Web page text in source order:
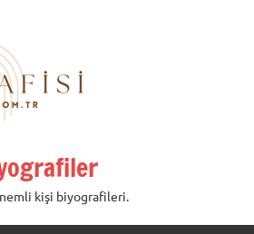
kişi biyografileri.